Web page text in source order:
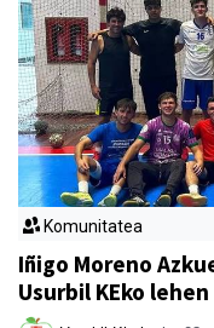
Komunitatea
Iñigo Moreno
Usurbil KEko